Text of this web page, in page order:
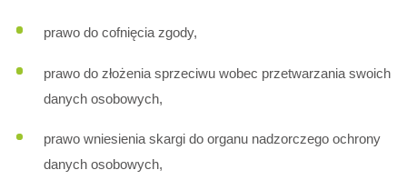
prawo do cofnięcia zgody,
prawo do złożenia sprzeciwu wobec przetwarzania swoich
danych osobowych,
prawo wniesienia skargi do organu nadzorczego ochrony
danych osobowych,